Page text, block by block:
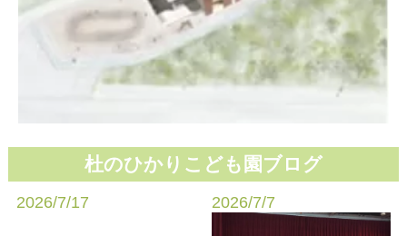
杜のひかりこども園ブログ
2026/7/17 2026/7/7